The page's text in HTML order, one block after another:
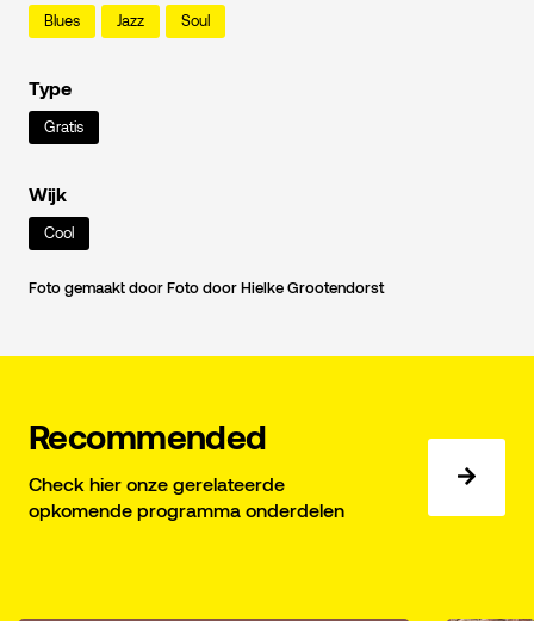
Blues Jazz Soul
Type
Gratis
Wijk
Cool
Foto gemaakt door Foto door Hielke Grootendorst
Recommended
Check hier onze gerelateerde
opkomende programma onderdelen